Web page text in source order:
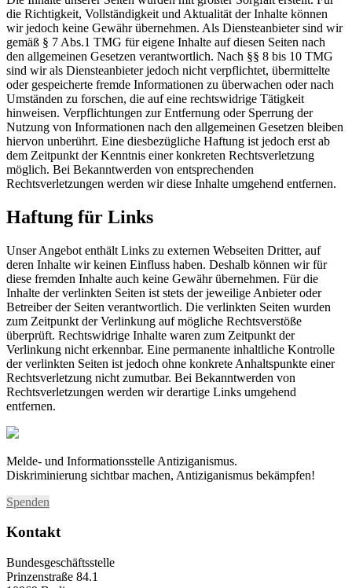
die Richtigkeit, Vollständigkeit und Aktualität der Inhalte können
wir jedoch keine Gewähr übernehmen. Als Diensteanbieter sind wir
gemäß § 7 Abs.1 TMG für eigene Inhalte auf diesen Seiten nach
den allgemeinen Gesetzen verantwortlich. Nach §§ 8 bis 10 TMG
sind wir als Diensteanbieter jedoch nicht verpflichtet, übermittelte
oder gespeicherte fremde Informationen zu überwachen oder nach
Umständen zu forschen, die auf eine rechtswidrige Tätigkeit
hinweisen. Verpflichtungen zur Entfernung oder Sperrung der
Nutzung von Informationen nach den allgemeinen Gesetzen bleiben
hiervon unberührt. Eine diesbezügliche Haftung ist jedoch erst ab
dem Zeitpunkt der Kenntnis einer konkreten Rechtsverletzung
möglich. Bei Bekanntwerden von entsprechenden
Rechtsverletzungen werden wir diese Inhalte umgehend entfernen.
Haftung für Links
Unser Angebot enthält Links zu externen Webseiten Dritter, auf
deren Inhalte wir keinen Einfluss haben. Deshalb können wir für
diese fremden Inhalte auch keine Gewähr übernehmen. Für die
Inhalte der verlinkten Seiten ist stets der jeweilige Anbieter oder
Betreiber der Seiten verantwortlich. Die verlinkten Seiten wurden
zum Zeitpunkt der Verlinkung auf mögliche Rechtsverstöße
überprüft. Rechtswidrige Inhalte waren zum Zeitpunkt der
Verlinkung nicht erkennbar. Eine permanente inhaltliche Kontrolle
der verlinkten Seiten ist jedoch ohne konkrete Anhaltspunkte einer
Rechtsverletzung nicht zumutbar. Bei Bekanntwerden von
Rechtsverletzungen werden wir derartige Links umgehend
entfernen.
Melde- und Informationsstelle Antiziganismus.
Diskriminierung sichtbar machen, Antiziganismus bekämpfen!
Spenden
Kontakt
Bundesgeschäftsstelle
Prinzenstraße 84.1